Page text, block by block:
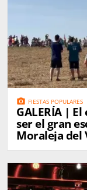
photo_camera FIESTAS POPULARES
GALERÍA |
ser el gran
Moraleja del